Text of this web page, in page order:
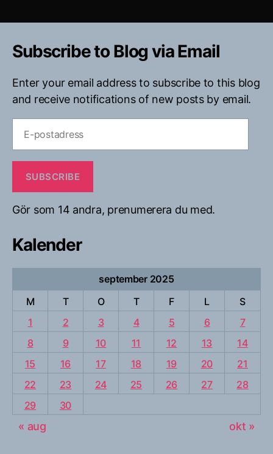
Subscribe to Blog via Email
Enter your email address to subscribe to this blog
and receive notifications of new posts by email.
postadress
SUBSCRIBE
Gör som 14 andra, prenumerera du med.
Kalender
september 2025
M
T O T F L
S
1
2 3 4 5 6
7
8
9 10 11 12 13
14
15
16 17 18 19 20
21
22
23 24 25 26 27
28
29
30
« aug okt »